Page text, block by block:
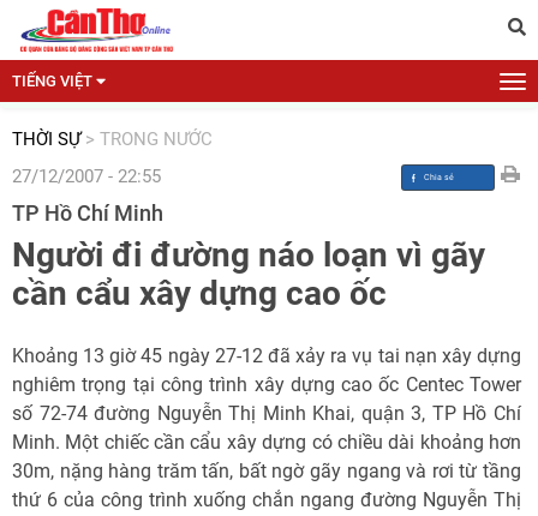
TIẾNG VIỆT
THỜI SỰ > TRONG NƯỚC
27/12/2007 - 22:55
TP Hồ Chí Minh
Người đi đường náo loạn vì gãy
cần cẩu xây dựng cao ốc
Khoảng 13 giờ 45 ngày 27-12 đã xảy ra vụ tai nạn xây dựng
nghiêm trọng tại công trình xây dựng cao ốc Centec Tower
số 72-74 đường Nguyễn Thị Minh Khai, quận 3, TP Hồ Chí
Minh. Một chiếc cần cẩu xây dựng có chiều dài khoảng hơn
30m, nặng hàng trăm tấn, bất ngờ gãy ngang và rơi từ tầng
thứ 6 của công trình xuống chắn ngang đường Nguyễn Thị